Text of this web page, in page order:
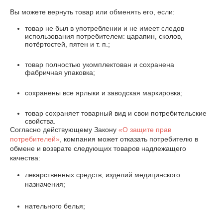
Вы можете вернуть товар или обменять его, если:
товар не был в употреблении и не имеет следов
использования потребителем: царапин, сколов,
потёртостей, пятен и т. п.;
товар полностью укомплектован и сохранена
фабричная упаковка;
сохранены все ярлыки и заводская маркировка;
товар сохраняет товарный вид и свои потребительские
свойства.
Согласно действующему Закону «О защите прав
потребителей» , компания может отказать потребителю в
обмене и возврате следующих товаров надлежащего
качества:
лекарственных средств, изделий медицинского
назначения;
нательного белья;